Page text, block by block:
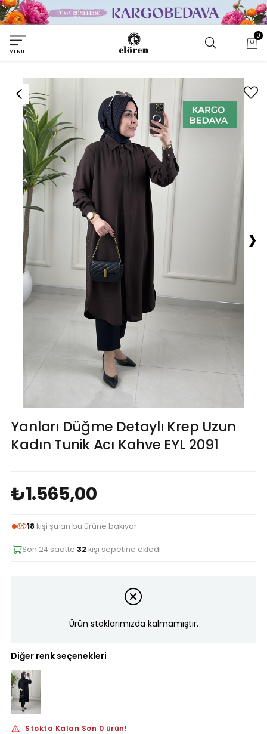
MENU
0
›
Yanları Düğme Detaylı Krep Uzun
Kadın Tunik Acı Kahve EYL 2091
₺1.565,00
18 kişi şu an bu ürüne bakıyor
Son 24 saatte32 kişi sepetine ekledi
Ürün stoklarımızda kalmamıştır.
Diğer renk seçenekleri
Stokta Kalan Son 0 ürün!